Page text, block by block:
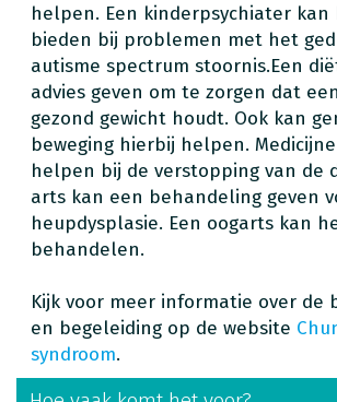
helpen. Een kinderpsychiater kan
bieden bij problemen met het
autisme spectrum stoornis.Een
advies geven om te zorgen dat
gezond gewicht houdt. Ook kan
beweging hierbij helpen.
helpen bij de verstopping van de
arts kan een behandeling geven
heupdysplasie. Een oogarts kan
behandelen.
Kijk voor meer informatie over de
en begeleiding op de website
syndroom.